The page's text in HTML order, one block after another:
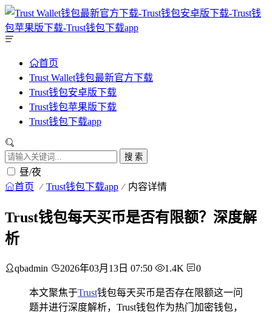
首页
Trust Wallet钱包最新官方下载
Trust钱包安卓版下载
Trust钱包苹果版下载
Trust钱包下载app
搜 索
昼/夜
首页 Trust钱包下载app 内容详情
Trust钱包每天买币是否有限额？深度解
析
qbadmin 2026年03月13日 07:50 1.4K 0
本文聚焦于Trust钱包每天买币是否存在限额这一问
题并进行深度解析，Trust钱包作为热门加密钱包，